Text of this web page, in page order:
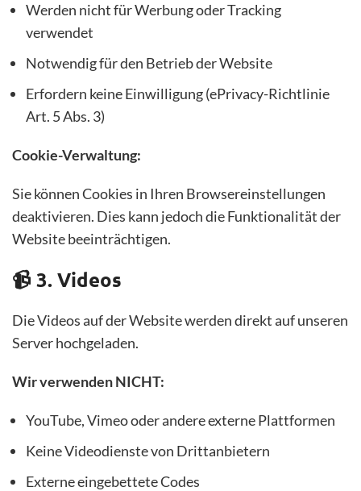
Werden nicht für Werbung oder Tracking
verwendet
Notwendig für den Betrieb der Website
Erfordern keine Einwilligung (ePrivacy-Richtlinie
Art. 5 Abs. 3)
Cookie-Verwaltung:
Sie können Cookies in Ihren Browsereinstellungen
deaktivieren. Dies kann jedoch die Funktionalität der
Website beeinträchtigen.
📹 3. Videos
Die Videos auf der Website werden direkt auf unseren
Server hochgeladen.
Wir verwenden NICHT:
YouTube, Vimeo oder andere externe Plattformen
Keine Videodienste von Drittanbietern
Externe eingebettete Codes